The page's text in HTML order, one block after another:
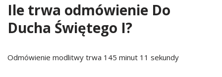
Ile trwa odmówienie Do
Ducha Świętego I?
Odmówienie modlitwy trwa 145 minut 11 sekundy